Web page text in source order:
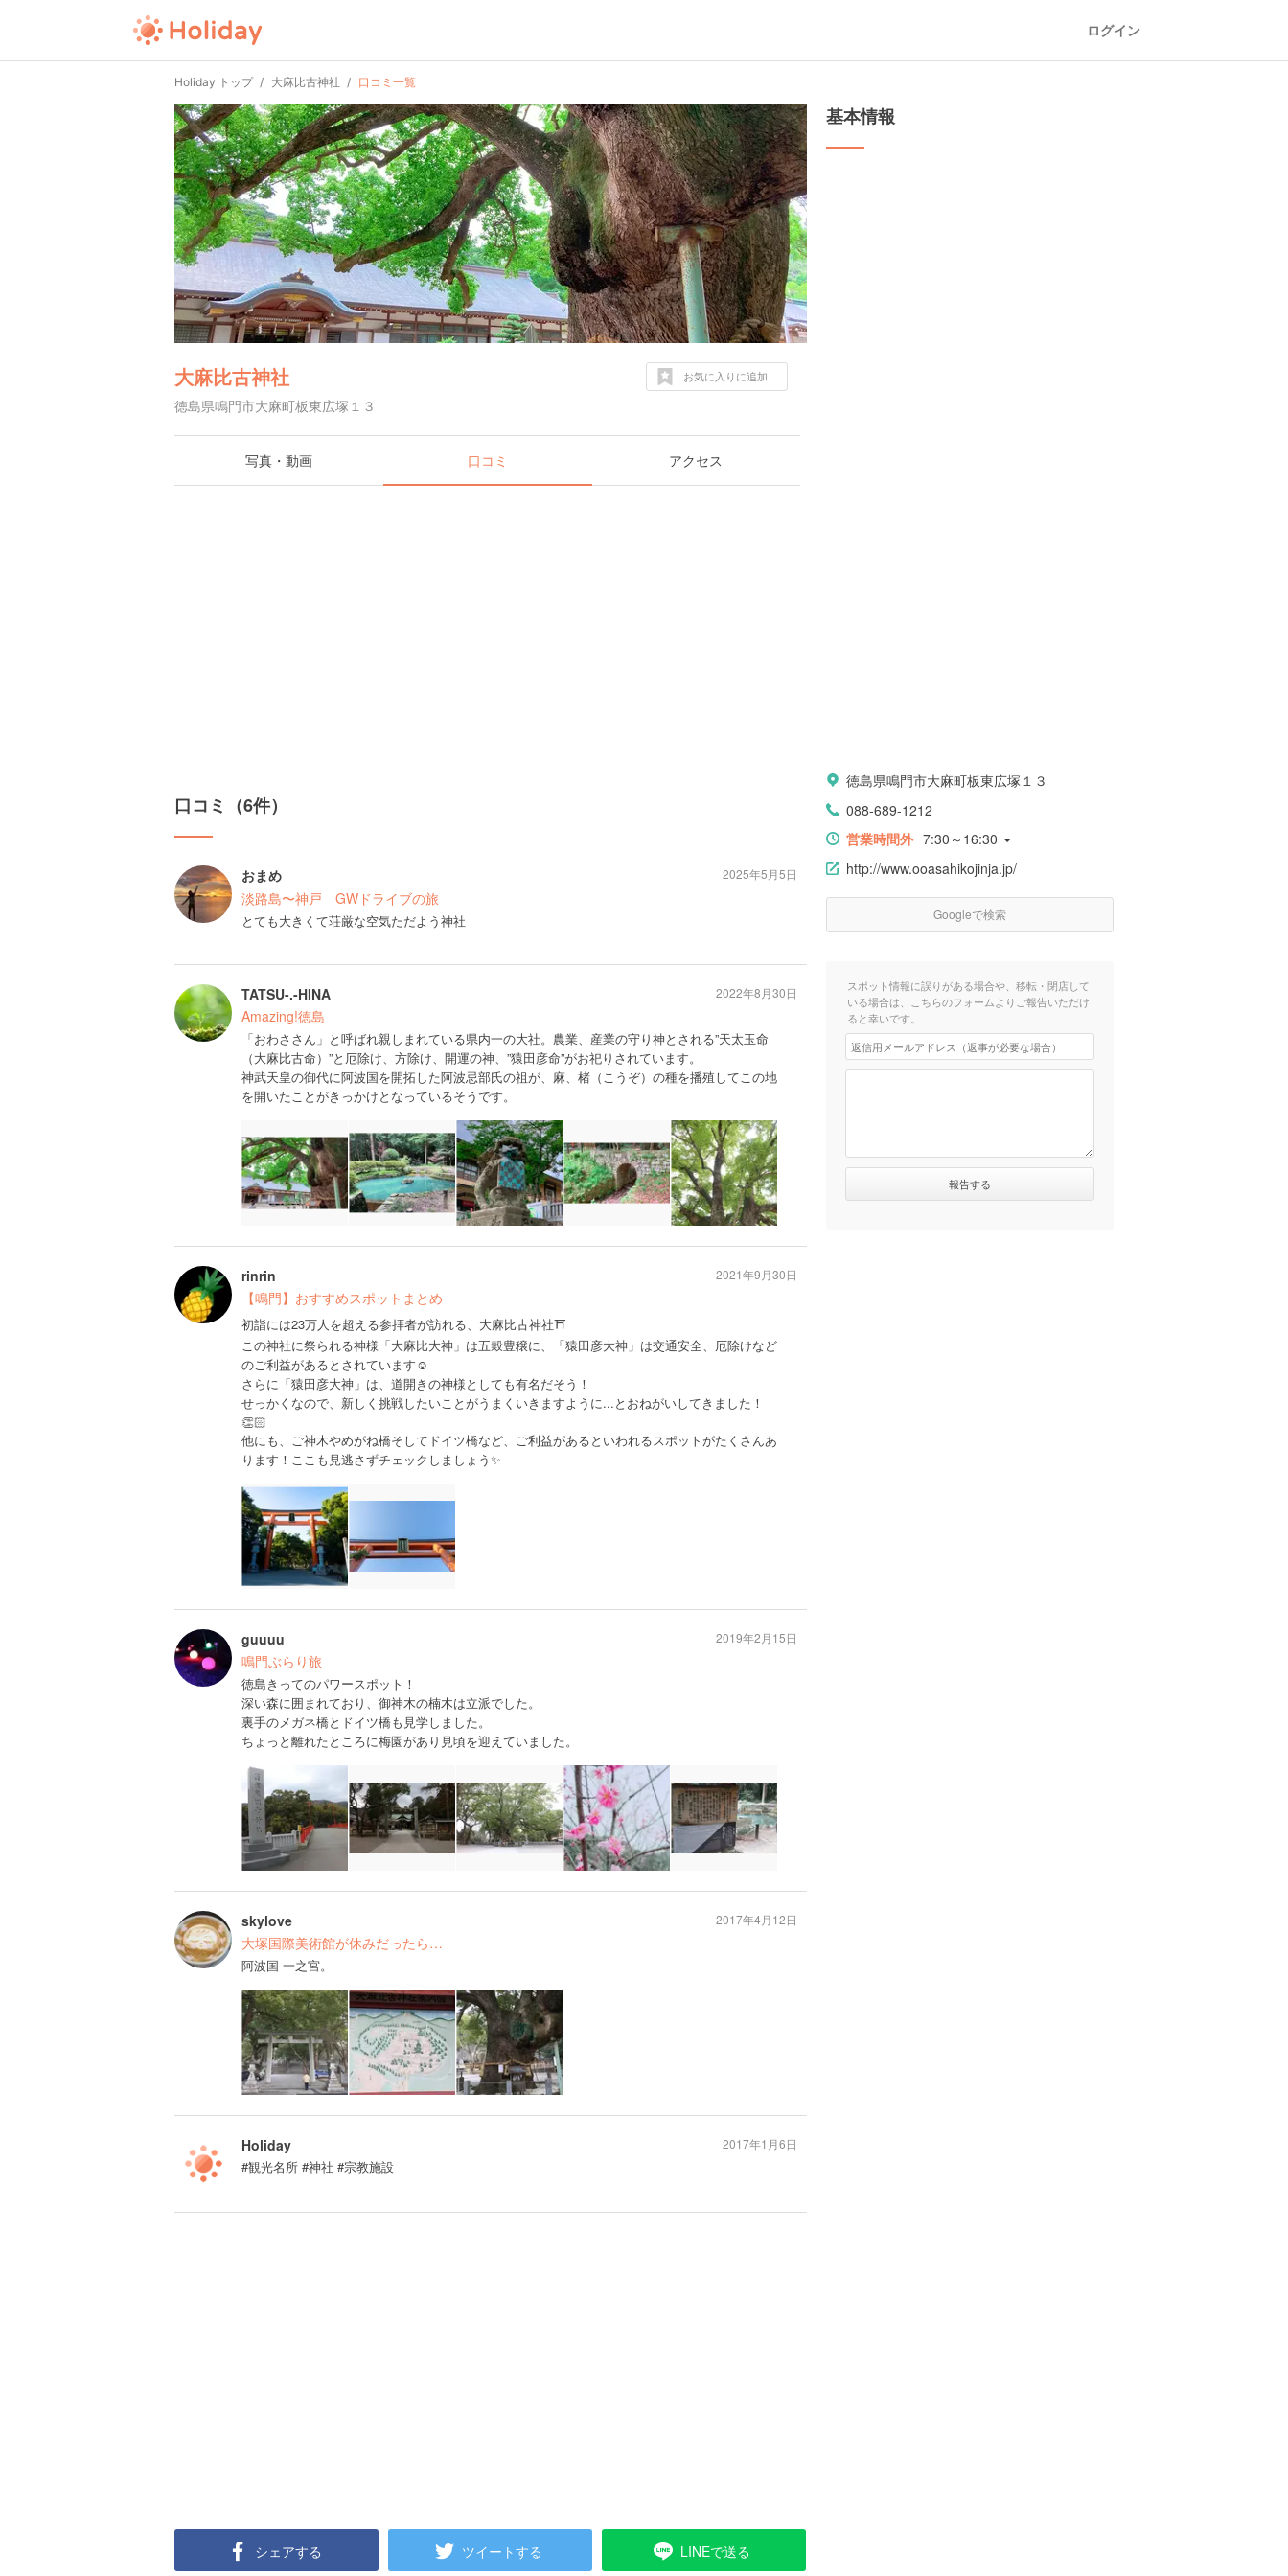
ログイン
Holiday トップ 大麻比古神社 口コミ一覧
大麻比古神社
徳島県鳴門市大麻町板東広塚１３
お気に入りに追加
写真・動画 口コミ アクセス
口コミ（6件）
おまめ
淡路島〜神戸 GWドライブの旅
とても大きくて荘厳な空気ただよう神社
2025年5月5日
TATSU-.-HINA
Amazing!徳島
「おわささん」と呼ばれ親しまれている県内一の大社。農業、産業の守り神とされる”天太玉命
（大麻比古命）”と厄除け、方除け、開運の神、”猿田彦命”がお祀りされています。
神武天皇の御代に阿波国を開拓した阿波忌部氏の祖が、麻、楮（こうぞ）の種を播殖してこの地
を開いたことがきっかけとなっているそうです。
2022年8月30日
rinrin
【鳴門】おすすめスポットまとめ
初詣には23万人を超える参拝者が訪れる、大麻比古神社⛩
この神社に祭られる神様「大麻比大神」は五穀豊穣に、「猿田彦大神」は交通安全、厄除けなど
のご利益があるとされています☺️
さらに「猿田彦大神」は、道開きの神様としても有名だそう！
せっかくなので、新しく挑戦したいことがうまくいきますように...とおねがいしてきました！
👏🏻
他にも、ご神木やめがね橋そしてドイツ橋など、ご利益があるといわれるスポットがたくさんあ
ります！ここも見逃さずチェックしましょう✨
2021年9月30日
guuuu
鳴門ぶらり旅
徳島きってのパワースポット！
深い森に囲まれており、御神木の楠木は立派でした。
裏手のメガネ橋とドイツ橋も見学しました。
ちょっと離れたところに梅園があり見頃を迎えていました。
2019年2月15日
skylove
大塚国際美術館が休みだったら…
阿波国 一之宮。
2017年4月12日
Holiday
#観光名所 #神社 #宗教施設
2017年1月6日
シェアする ツイートする LINEで送る
基本情報
徳島県鳴門市大麻町板東広塚１３
088-689-1212
営業時間外 7:30～16:30
http://www.ooasahikojinja.jp/
Googleで検索
スポット情報に誤りがある場合や、移転・閉店して
いる場合は、こちらのフォームよりご報告いただけ
ると幸いです。